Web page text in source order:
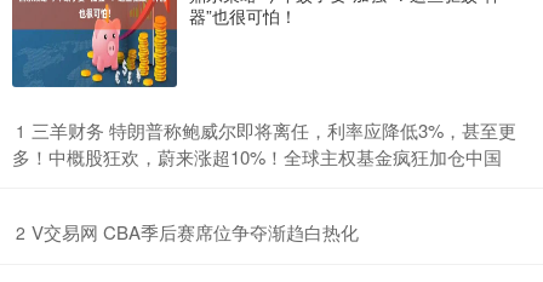
器”也很可怕！
1 ​三羊财务 特朗普称鲍威尔即将离任，利率应降低3%，甚至更
多！中概股狂欢，蔚来涨超10%！全球主权基金疯狂加仓中国
2 ​V交易网 CBA季后赛席位争夺渐趋白热化